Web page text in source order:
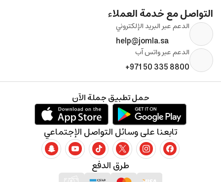
التواصل مع خدمة العملاء
الدعم عبر البريد الإلكتروني
help@jomla.sa
الدعم عبر واتس آب
+971 50 335 8800
طرق الدفع
تابعنا على وسائل التواصل الإجتماعي
حمل تطبيق جملة الآن